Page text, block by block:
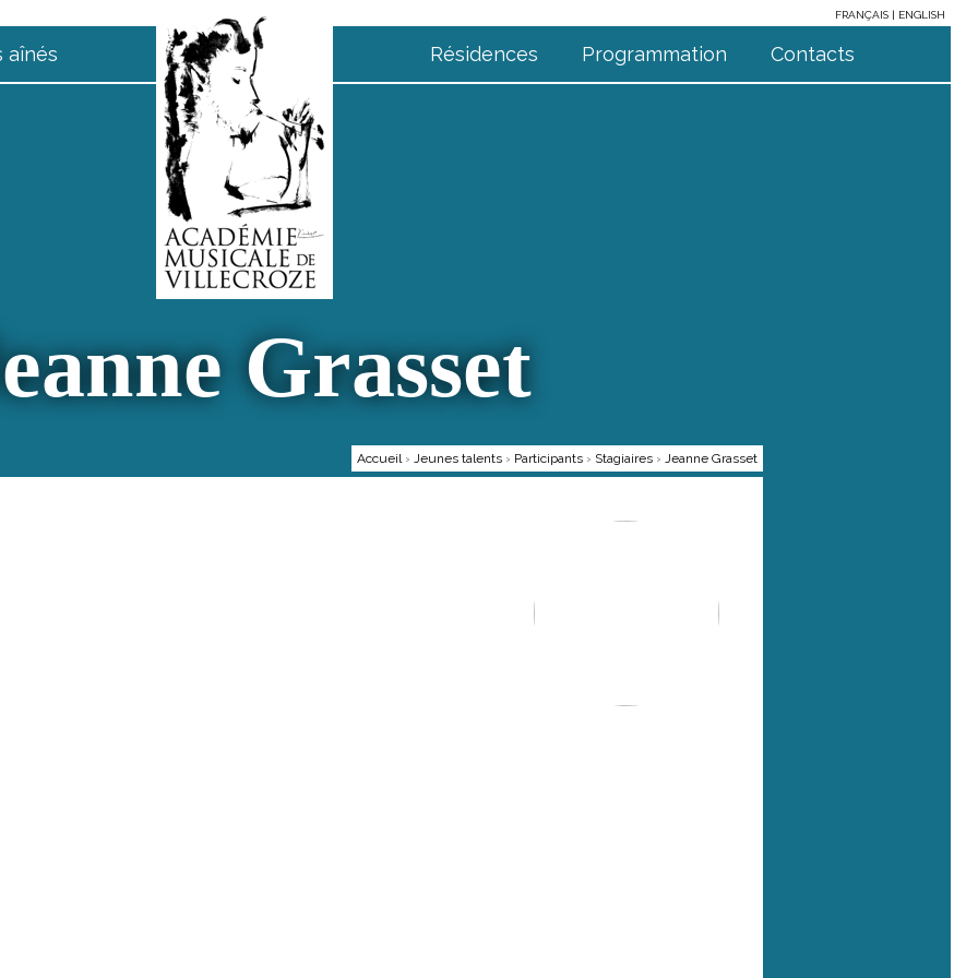
FRANÇAIS
ENGLISH
aînés Résidences Programmation Contacts
Grasset
Accueil › Jeunes talents › Participants › Stagiaires › Jeanne Grasset